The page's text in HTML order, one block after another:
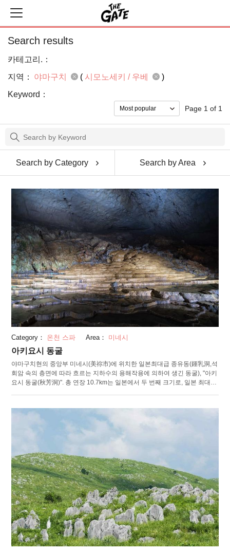
Search results
카테고리.：
지역：
야마구치 ( 시모노세키 / 우베
)
Keyword：
Page 1 of 1
Search by Category Search by Area
Category： 온천 스파 Area： 미네시
아키요시 동굴
야마구치현의 중앙부 미네시(美祢市)에 위치한 일본최대급 종유동(鍾乳洞,석
회암 속의 층면에 따라 흐르는 지하수의 용해작용에 의하여 생긴 동굴), "아키
요시 동굴(秋芳洞)". 총 연장 10.7km는 일본에서 두 번째 크기로, 일본 최대급
다. 종유동은 아키요시도 국정공원의 지하 100m 지점에 위치하고 있으며, 전
체 길이 약 1km의 관광 코스가 마련되어 있습니다. 종유동이란 점을 비롯해
동굴 내부는 시원하고 연간 17도를 유지해 여름이나 겨울에도 매우 쾌적한
환경입니다. 아키요시 동굴 밖으로 나가면 주변에는 아키요시다이 국정공원
수 있습니다. 또, 도보 10분 정도의 장소에는 아키요시다이 카르스트 전망대
가 있으며, 그 곳에서는 360도의 대형 파노라마를 즐길 수 있습니다.